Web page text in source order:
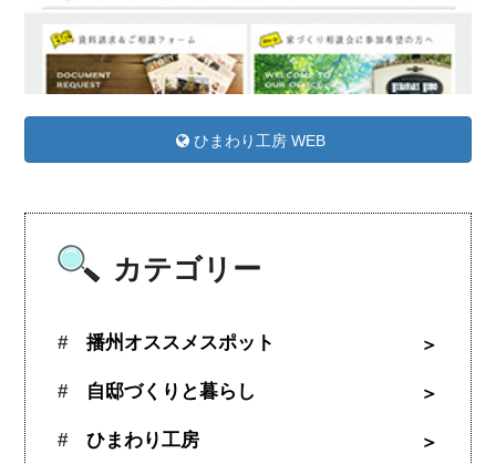
ひまわり工房 WEB
カテゴリー
播州オススメスポット
自邸づくりと暮らし
ひまわり工房